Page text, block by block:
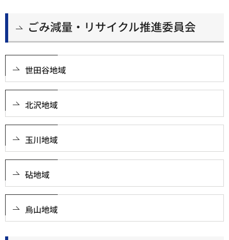
ごみ減量・リサイクル推進委員会
世田谷地域
北沢地域
玉川地域
砧地域
烏山地域